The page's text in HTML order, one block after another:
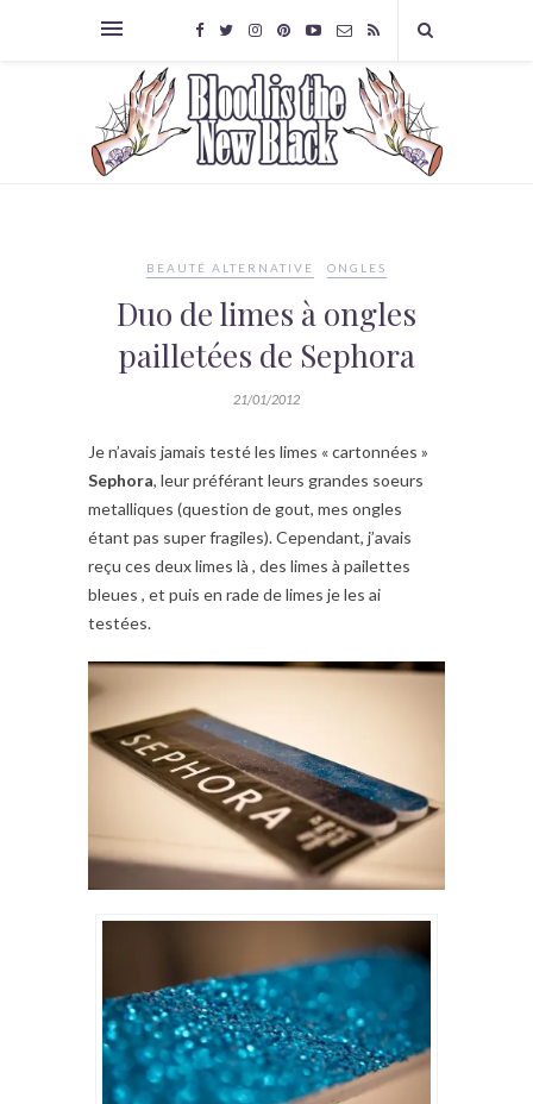
BEAUTÉ ALTERNATIVE ONGLES
Duo de limes à ongles
pailletées de Sephora
21/01/2012
Je n’avais jamais testé les limes « cartonnées »
Sephora, leur préférant leurs grandes soeurs
metalliques (question de gout, mes ongles
étant pas super fragiles). Cependant, j’avais
reçu ces deux limes là , des limes à pailettes
bleues , et puis en rade de limes je les ai
testées.